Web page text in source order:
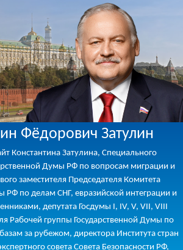
Фёдорович Затулин
Константина Затулина, Специального
Думы РФ по вопросам миграции и
заместителя Председателя Комитета
РФ по делам СНГ, евразийской интеграции и
депутата Госдумы I, IV, V, VII, VIII
Рабочей группы Государственной Думы по
за рубежом, директора Института стран
совета Совета Безопасности РФ,